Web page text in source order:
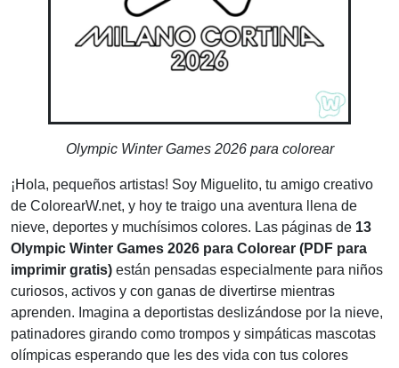
Olympic Winter Games 2026 para colorear
¡Hola, pequeños artistas! Soy Miguelito, tu amigo creativo
de ColorearW.net, y hoy te traigo una aventura llena de
nieve, deportes y muchísimos colores. Las páginas de 13
Olympic Winter Games 2026 para Colorear (PDF para
imprimir gratis) están pensadas especialmente para niños
curiosos, activos y con ganas de divertirse mientras
aprenden. Imagina a deportistas deslizándose por la nieve,
patinadores girando como trompos y simpáticas mascotas
olímpicas esperando que les des vida con tus colores